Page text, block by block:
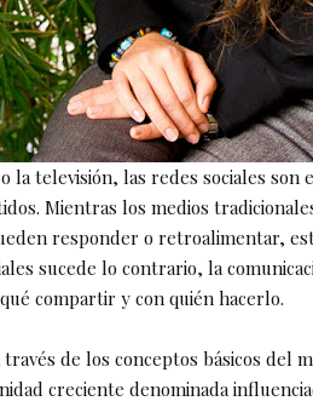
la televisión, las redes sociales
Mientras los medios
responder o retroalimentar,
sucede lo contrario, la
compartir y con quién hacerlo.
de los conceptos básicos del
creciente denominada